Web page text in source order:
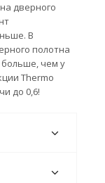
дверного
В
полотна
больше, чем у
Thermo
до 0,6!